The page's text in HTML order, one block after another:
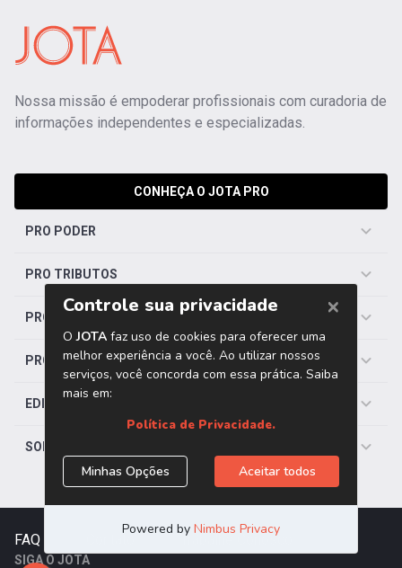
Nossa missão é empoderar profissionais com curadoria de
informações independentes e especializadas.
CONHEÇA O JOTA PRO
PRO PODER
PRO TRIBUTOS
PRO TRABALHISTA
PRO SAÚDE
EDITORIAS
SOBRE O JOTA
FAQ Trabalhe Conosco
SIGA O JOTA